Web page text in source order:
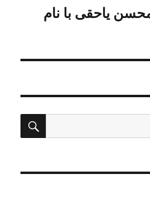
یاحقی با نام